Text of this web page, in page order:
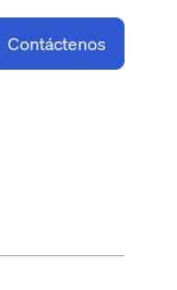
Contáctenos